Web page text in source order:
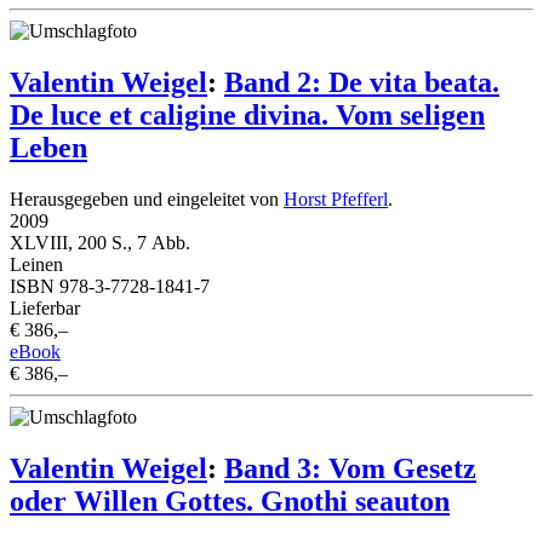
Valentin Weigel : Band 2: De vita beata.
De luce et caligine divina. Vom seligen
Leben
Herausgegeben und eingeleitet von Horst Pfefferl.
2009
XLVIII, 200 S., 7 Abb.
Leinen
ISBN 978-3-7728-1841-7
Lieferbar
€ 386,–
eBook
€ 386,–
Valentin Weigel: Band 3: Vom Gesetz
oder Willen Gottes. Gnothi seauton